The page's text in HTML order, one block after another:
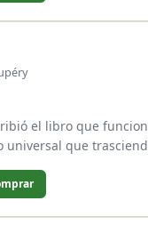
el libro que
universal que